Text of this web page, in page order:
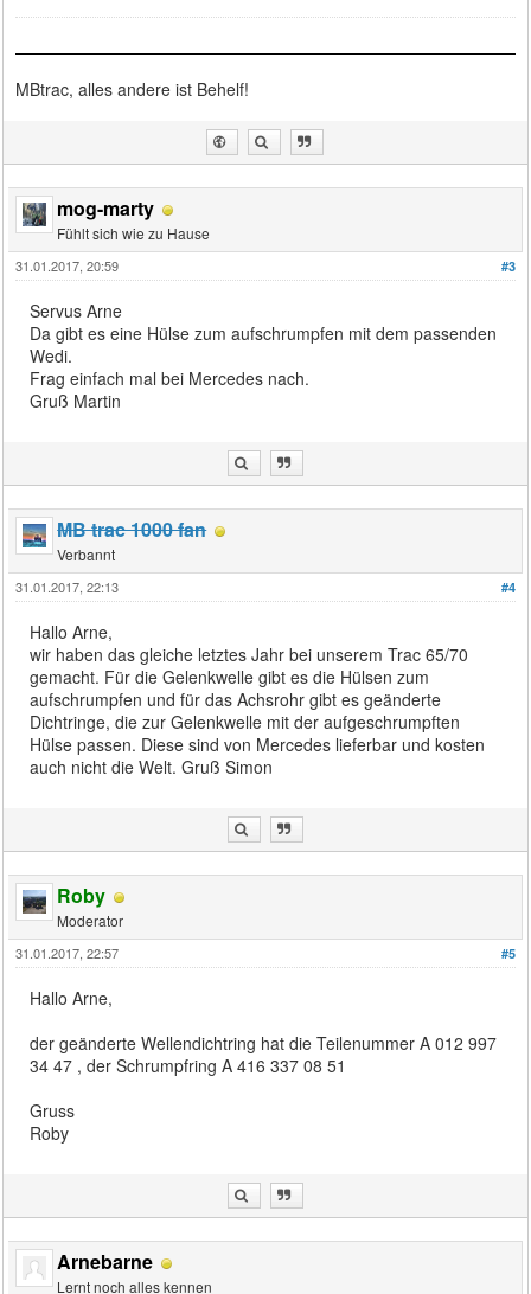
MBtrac, alles andere ist Behelf!
mog-marty
Fühlt sich wie zu Hause
#3
31.01.2017, 20:59
Servus Arne
Da gibt es eine Hülse zum aufschrumpfen mit dem passenden
Wedi.
Frag einfach mal bei Mercedes nach.
Gruß Martin
MB trac 1000 fan
Verbannt
#4
31.01.2017, 22:13
Hallo Arne,
wir haben das gleiche letztes Jahr bei unserem Trac 65/70
gemacht. Für die Gelenkwelle gibt es die Hülsen zum
aufschrumpfen und für das Achsrohr gibt es geänderte
Dichtringe, die zur Gelenkwelle mit der aufgeschrumpften
Hülse passen. Diese sind von Mercedes lieferbar und kosten
auch nicht die Welt. Gruß Simon
Roby
Moderator
#5
31.01.2017, 22:57
Hallo Arne,
der geänderte Wellendichtring hat die Teilenummer A 012 997
34 47 , der Schrumpfring A 416 337 08 51
Gruss
Roby
Arnebarne
Lernt noch alles kennen